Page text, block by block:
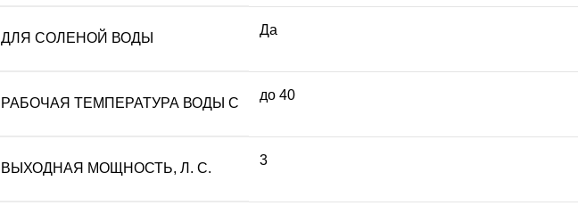
ДЛЯ СОЛЕНОЙ ВОДЫ
Да
РАБОЧАЯ ТЕМПЕРАТУРА ВОДЫ С
до 40
ВЫХОДНАЯ МОЩНОСТЬ, Л. С.
3